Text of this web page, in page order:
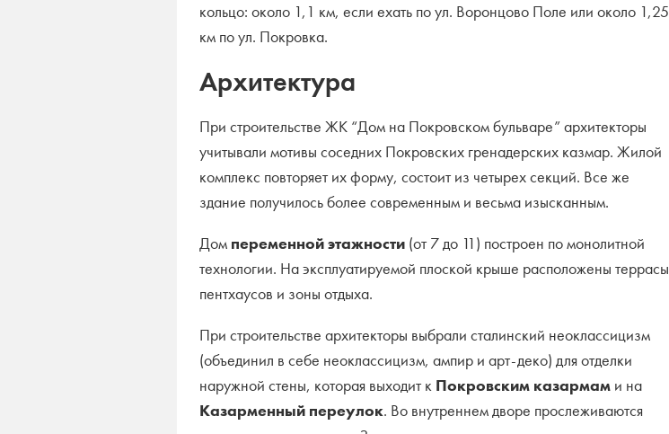
кольцо: около 1,1 км, если ехать по ул. Воронцово Поле или около 1,25
км по ул. Покровка.
Архитектура
При строительстве ЖК “Дом на Покровском бульваре” архитекторы
учитывали мотивы соседних Покровских гренадерских казмар. Жилой
комплекс повторяет их форму, состоит из четырех секций. Все же
здание получилось более современным и весьма изысканным.
Дом переменной этажности (от 7 до 11) построен по монолитной
технологии. На эксплуатируемой плоской крыше расположены террасы
пентхаусов и зоны отдыха.
При строительстве архитекторы выбрали сталинский неоклассицизм
(объединил в себе неоклассицизм, ампир и арт-деко) для отделки
наружной стены, которая выходит к Покровским казармам и на
Казарменный переулок. Во внутреннем дворе прослеживаются